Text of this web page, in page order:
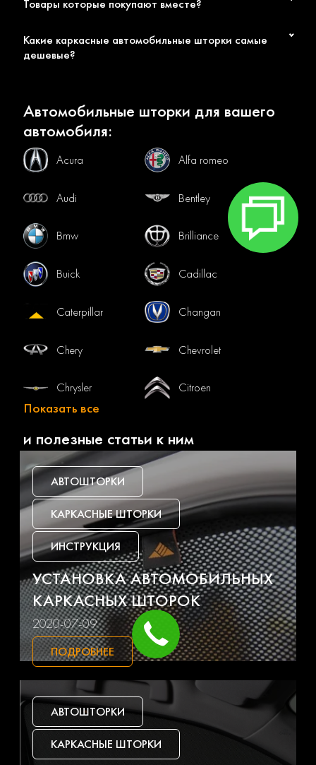
Доступные цены и быстрая доставка по всей
Наши консультанты помогут подобрать оптимальный
комплект с учетом года выпуска и комплектации. Сделайте
Товары которые покупают вместе?
Какие каркасные автомобильные шторки самые
дешевые?
Автомобильные шторки для вашего
автомобиля:
Acura Alfa romeo
Audi Bentley
Bmw Brilliance
Buick Cadillac
Caterpillar Changan
Chery Chevrolet
Chrysler Citroen
Daf
Datsun Dodge
Dongfeng Faw
Fiat Ford
Foton Freightliner
Gac Geely
Genesis Gmc
Great wall Haval
Показать все
и полезные статьи к ним
АВТОШТОРКИ
КАРКАСНЫЕ ШТОРКИ
ИНСТРУКЦИЯ
УСТАНОВКА АВТОМОБИЛЬНЫХ
КАРКАСНЫХ ШТОРОК
2020-07-09
ПОДРОБНЕЕ
АВТОШТОРКИ
КАРКАСНЫЕ ШТОРКИ